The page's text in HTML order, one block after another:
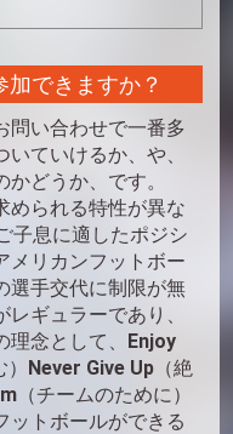
できますか？
問い合わせで一番多
ていけるか、や、
どうか、です。
られる特性が異な
子息に適したポジシ
メリカンフットボー
選手交代に制限が無
ギュラーであり、
念として、 Enjoy
Never Give Up（絶
（チームのために）
ットボールができる